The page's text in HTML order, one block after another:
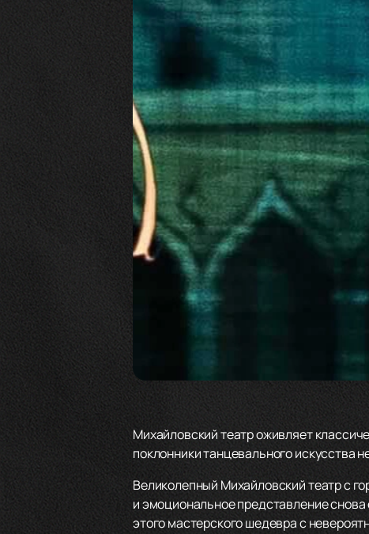
Михайловский театр оживляет
поклонники танцевального искусства
Великолепный Михайловский театр с
и эмоциональное представление
этого мастерского шедевра с